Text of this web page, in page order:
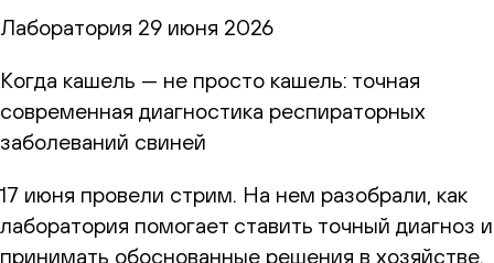
Лаборатория 29 июня 2026
Когда кашель — не просто кашель: точная
современная диагностика респираторных
заболеваний свиней
17 июня провели стрим. На нем разобрали, как
лаборатория помогает ставить точный диагноз и
принимать обоснованные решения в хозяйстве.